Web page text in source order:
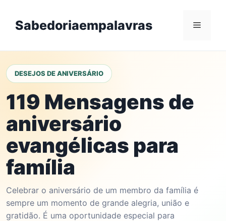
contentSabedoriaempalavras Menu
DESEJOS DE ANIVERSÁRIO
119 Mensagens de
aniversário
evangélicas para
família
Celebrar o aniversário de um membro da família é
sempre um momento de grande alegria, união e
gratidão. É uma oportunidade especial para